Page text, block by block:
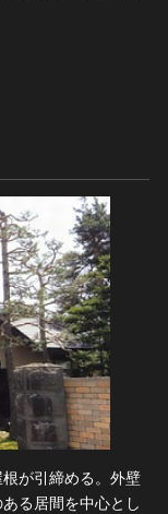
が引締める。外壁
る居間を中心とし